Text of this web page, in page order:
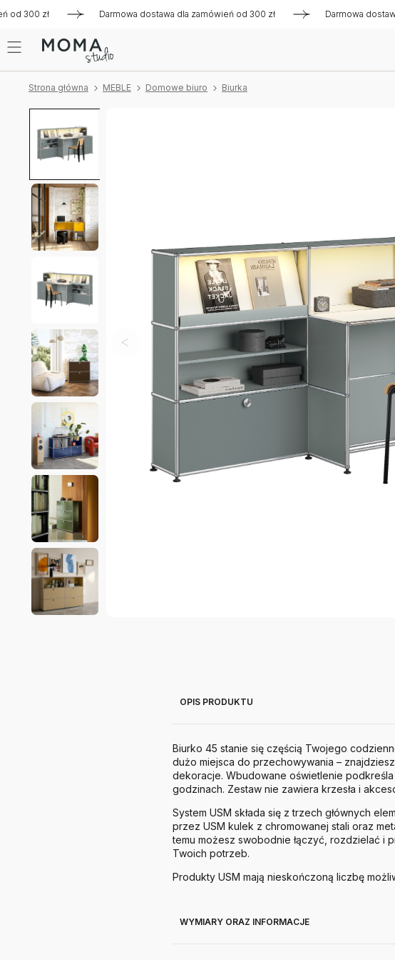
300 zł Darmowa dostawa dla zamówień od 300 zł Darmowa dostawa dla
Strona główna MEBLE Domowe biuro Biurka
OPIS PRODUKTU
Biurko 45 stanie się częścią Twojego
dużo miejsca do przechowywania –
dekoracje. Wbudowane oświetlenie
godzinach. Zestaw nie zawiera krzesła i
System USM składa się z trzech głównych
przez USM kulek z chromowanej stali oraz
temu możesz swobodnie łączyć, rozdzielać i
Twoich potrzeb.
Produkty USM mają nieskończoną liczbę
WYMIARY ORAZ INFORMACJE